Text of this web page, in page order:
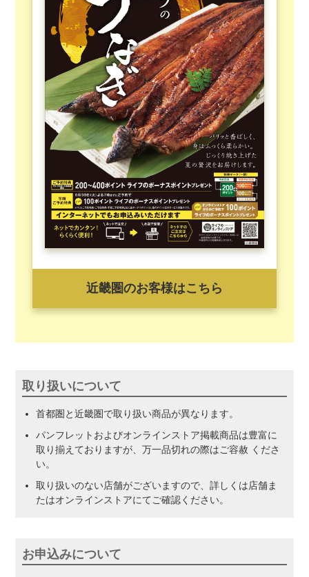
近畿圏のお客様はこちら
取り扱いについて
首都圏と近畿圏で取り扱い商品が異なります。
パンフレットおよびオンラインストア掲載商品は豊富に
取り揃えておりますが、万一品切れの際はご容赦 くださ
い。
取り扱いのない店舗がございますので、詳しくは店舗ま
たはオンラインストアにてご確認ください。
お申込みについて